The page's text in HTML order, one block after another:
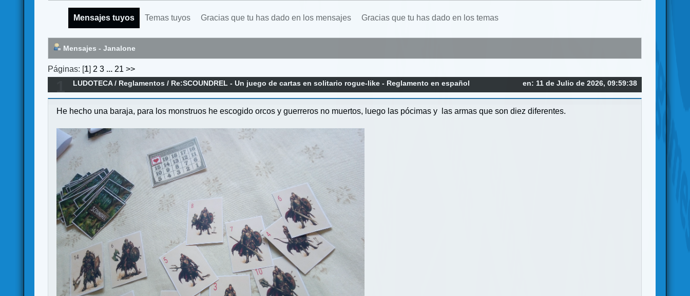
Mensajes tuyos Temas tuyos Gracias que tu has dado en los mensajes Gracias que tu has dado en los temas
Mensajes - Janalone
Páginas: [1] 2 3 ... 21 >>
en: 11 de Julio de 2026, 09:59:38
LUDOTECA/ Reglamentos / Re:SCOUNDREL - Un juego de cartas en solitario rogue-like - Reglamento en español
He hecho una baraja, para los monstruos he escogido orcos y guerreros no muertos, luego las pócimas y las armas que son diez diferentes.